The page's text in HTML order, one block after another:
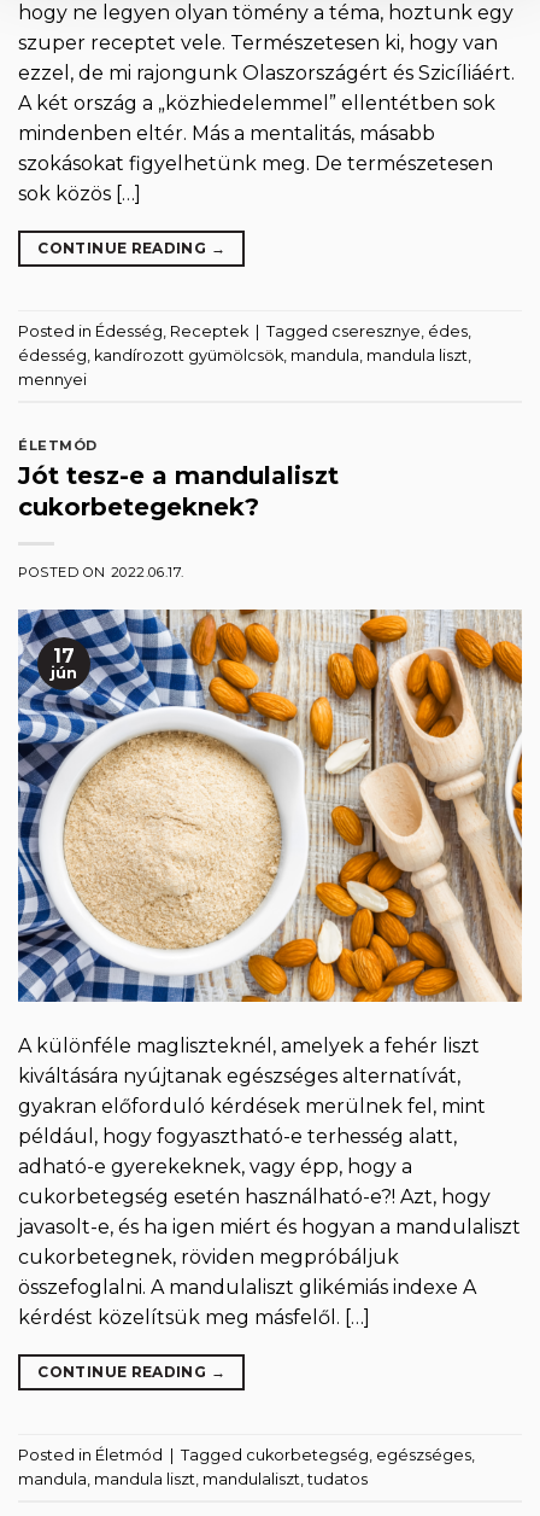
hogy ne legyen olyan tömény a téma, hoztunk egy
szuper receptet vele. Természetesen ki, hogy van
ezzel, de mi rajongunk Olaszországért és Szicíliáért.
A két ország a „közhiedelemmel” ellentétben sok
mindenben eltér. Más a mentalitás, másabb
szokásokat figyelhetünk meg. De természetesen
sok közös […]
CONTINUE READING →
Posted in Édesség Receptek Tagged cseresznye édes
édesség kandírozott gyümölcsök mandula mandula liszt
mennyei
ÉLETMÓD
Jót tesz-e a mandulaliszt
cukorbetegeknek?
POSTED ON 2022.06.17.
17
jún
A különféle magliszteknél, amelyek a fehér liszt
kiváltására nyújtanak egészséges alternatívát,
gyakran előforduló kérdések merülnek fel, mint
például, hogy fogyasztható-e terhesség alatt,
adható-e gyerekeknek, vagy épp, hogy a
cukorbetegség esetén használható-e?! Azt, hogy
javasolt-e, és ha igen miért és hogyan a mandulaliszt
cukorbetegnek, röviden megpróbáljuk
összefoglalni. A mandulaliszt glikémiás indexe A
kérdést közelítsük meg másfelől. […]
CONTINUE READING →
Posted in Életmód | Tagged cukorbetegség egészséges
mandula mandula liszt mandulaliszt ,tudatos